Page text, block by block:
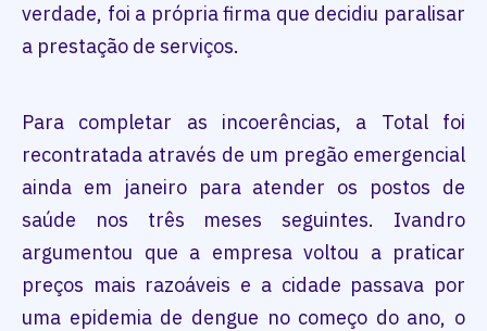
verdade, foi a própria firma que decidiu paralisar
a prestação de serviços.
Para completar as incoerências, a Total foi
recontratada através de um pregão emergencial
ainda em janeiro para atender os postos de
saúde nos três meses seguintes. Ivandro
argumentou que a empresa voltou a praticar
preços mais razoáveis e a cidade passava por
uma epidemia de dengue no começo do ano, o